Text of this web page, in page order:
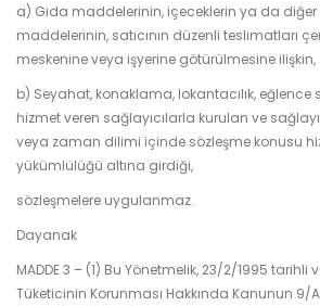
a) Gıda maddelerinin, içeceklerin ya da
maddelerinin, satıcının düzenli teslimatları
meskenine veya işyerine götürülmesine ilişkin,
b) Seyahat, konaklama, lokantacılık,
hizmet veren sağlayıcılarla kurulan ve
veya zaman dilimi içinde sözleşme konusu
yükümlülüğü altına girdiği,
sözleşmelere uygulanmaz.
Dayanak
MADDE 3 – (1) Bu Yönetmelik, 23/2/1995 tarihli
Tüketicinin Korunması Hakkında Kanunun 9/